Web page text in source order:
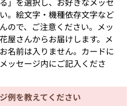
。絵文字・機種依存文字など
ので、ご注意ください。メッ
屋さんからお届けします。メ
名前は入りません。カードに
ッセージ内にご記入くださ
例を教えてください